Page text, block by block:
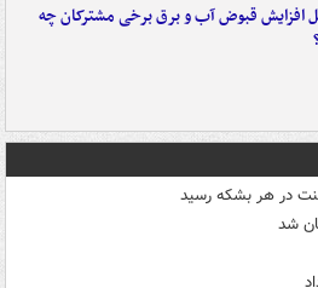
افزایش قبوض آب و برق برخی مشترکان چه